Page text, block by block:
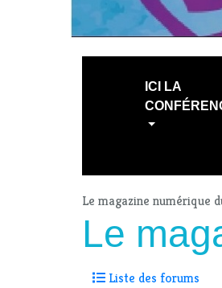
ICI LA
Le magazine numérique
Le
Liste des forums